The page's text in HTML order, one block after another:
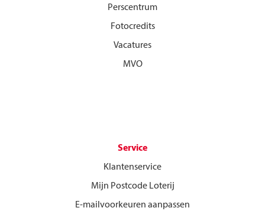
Perscentrum
Fotocredits
Vacatures
MVO
Service
Klantenservice
Mijn Postcode Loterij
E-mailvoorkeuren aanpassen